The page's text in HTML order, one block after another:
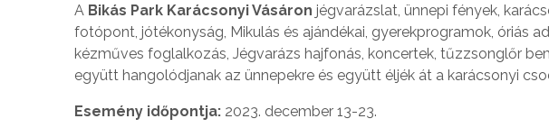
A Bikás Park Karácsonyi Vásáron jégvarázslat, ünnepi fények,
fotópont, jótékonyság, Mikulás és ajándékai, gyerekprogramok, óriás
kézműves foglalkozás, Jégvarázs hajfonás, koncertek, tűzzsonglőr
együtt hangolódjanak az ünnepekre és együtt éljék át a karácsonyi
Esemény időpontja: 2023. december 13-23.